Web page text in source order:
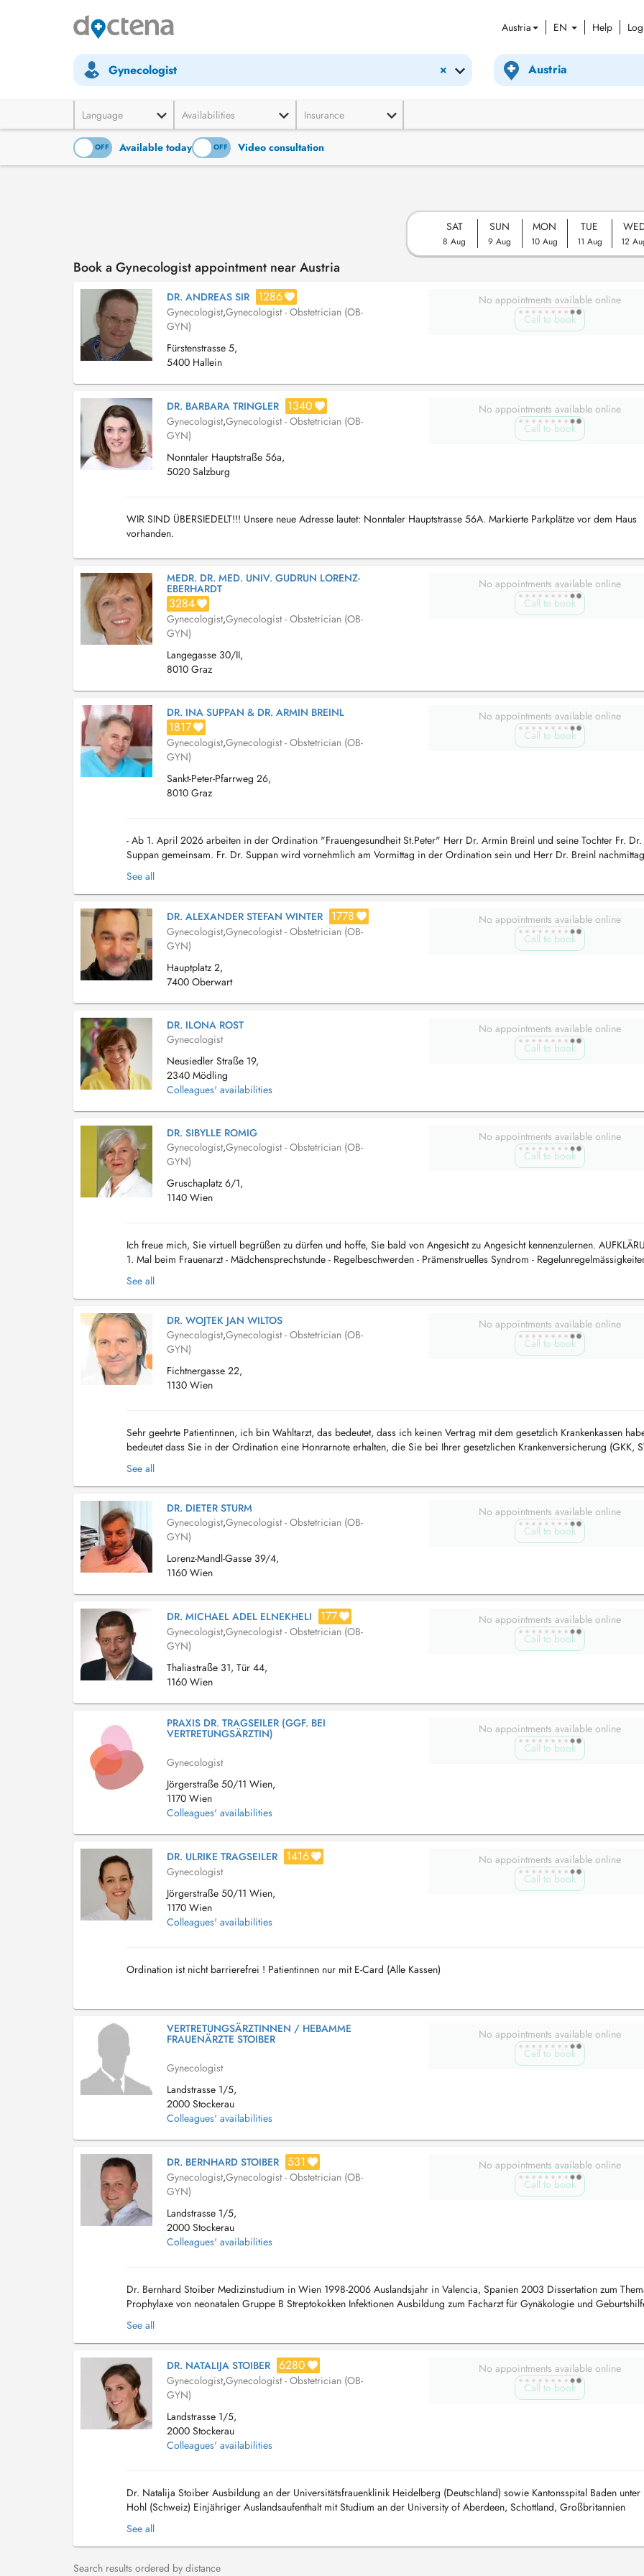
Austria EN Help
×
Gynecologist
Language Availabilities Insurance
OFF Available today
ON OFF Video consultation
SAT
8 Aug
SUN
9 Aug
MON
10 Aug
TUE
11 Aug 12
Book a Gynecologist appointment near Austria
DR. ANDREAS SIR 1286
Gynecologist,Gynecologist - Obstetrician (OB-
GYN)
Fürstenstrasse 5,
5400 Hallein
No appointments available online
Call to book
DR. BARBARA TRINGLER 1340
Gynecologist,Gynecologist - Obstetrician (OB-
GYN)
Nonntaler Hauptstraße 56a,
5020 Salzburg
No appointments available online
Call to book
WIR SIND ÜBERSIEDELT!!! Unsere neue Adresse lautet: Nonntaler Hauptstrasse 56A. Markierte Parkplätze vor dem Haus
vorhanden.
MEDR. DR. MED. UNIV. GUDRUN LORENZ-
EBERHARDT
3284
Gynecologist,Gynecologist - Obstetrician (OB-
GYN)
Langegasse 30/II,
8010 Graz
No appointments available online
Call to book
DR. INA SUPPAN & DR. ARMIN BREINL
1817
Gynecologist,Gynecologist - Obstetrician (OB-
GYN)
Sankt-Peter-Pfarrweg 26,
8010 Graz
No appointments available online
Call to book
- Ab 1. April 2026 arbeiten in der Ordination "Frauengesundheit St.Peter" Herr Dr. Armin Breinl und seine Tochter Fr. Dr.
Suppan gemeinsam. Fr. Dr. Suppan wird vornehmlich am Vormittag in der Ordination sein und Herr Dr. Breinl
beide auf Wahlarztbasis. - Vorerst ist Dr. Breinl ...
See all
DR. ALEXANDER STEFAN WINTER 1778
Gynecologist,Gynecologist - Obstetrician (OB-
GYN)
Hauptplatz 2,
7400 Oberwart
No appointments available online
Call to book
DR. ILONA ROST
Gynecologist
Neusiedler Straße 19,
2340 Mödling
Colleagues' availabilities
No appointments available online
Call to book
DR. SIBYLLE ROMIG
Gynecologist,Gynecologist - Obstetrician (OB-
GYN)
Gruschaplatz 6/1,
1140 Wien
No appointments available online
Call to book
Ich freue mich, Sie virtuell begrüßen zu dürfen und hoffe, Sie bald von Angesicht zu Angesicht kennenzulernen.
1. Mal beim Frauenarzt - Mädchensprechstunde - Regelbeschwerden - Prämenstruelles Syndrom -
Love - Verhütungsberatung - SCHWANGERSCH...
See all
DR. WOJTEK JAN WILTOS
Gynecologist,Gynecologist - Obstetrician (OB-
GYN)
Fichtnergasse 22,
1130 Wien
No appointments available online
Call to book
Sehr geehrte Patientinnen, ich bin Wahltarzt, das bedeutet, dass ich keinen Vertrag mit dem gesetzlich Krankenkassen
bedeutet dass Sie in der Ordination eine Honrarnote erhalten, die Sie bei Ihrer gesetzlichen Krankenversicherung (GKK,
BVA) zur Refundierung einreichen können und d...
See all
DR. DIETER STURM
Gynecologist,Gynecologist - Obstetrician (OB-
GYN)
Lorenz-Mandl-Gasse 39/4,
1160 Wien
No appointments available online
Call to book
DR. MICHAEL ADEL ELNEKHELI 177
Gynecologist,Gynecologist - Obstetrician (OB-
GYN)
Thaliastraße 31, Tür 44,
1160 Wien
No appointments available online
Call to book
PRAXIS DR. TRAGSEILER (GGF. BEI
VERTRETUNGSÄRZTIN)
Gynecologist
Jörgerstraße 50/11 Wien,
1170 Wien
Colleagues' availabilities
No appointments available online
Call to book
DR. ULRIKE TRAGSEILER 1416
Gynecologist
Jörgerstraße 50/11 Wien,
1170 Wien
Colleagues' availabilities
No appointments available online
Call to book
Ordination ist nicht barrierefrei ! Patientinnen nur mit E-Card (Alle Kassen)
VERTRETUNGSÄRZTINNEN / HEBAMME
FRAUENÄRZTE STOIBER
Gynecologist
Landstrasse 1/5,
2000 Stockerau
Colleagues' availabilities
No appointments available online
Call to book
DR. BERNHARD STOIBER 531
Gynecologist,Gynecologist - Obstetrician (OB-
GYN)
Landstrasse 1/5,
2000 Stockerau
Colleagues' availabilities
No appointments available online
Call to book
Dr. Bernhard Stoiber Medizinstudium in Wien 1998-2006 Auslandsjahr in Valencia, Spanien 2003 Dissertation zum
Prophylaxe von neonatalen Gruppe B Streptokokken Infektionen Ausbildung zum Facharzt für Gynäkologie und
2006-2014 Universitätsfrauenklinik Heidelberg 2006-2009 ...
See all
DR. NATALIJA STOIBER 6280
Gynecologist,Gynecologist - Obstetrician (OB-
GYN)
Landstrasse 1/5,
2000 Stockerau
Colleagues' availabilities
No appointments available online
Call to book
Dr. Natalija Stoiber Ausbildung an der Universitätsfrauenklinik Heidelberg (Deutschland) sowie Kantonsspital Baden unter
Hohl (Schweiz) Einjähriger Auslandsaufenthalt mit Studium an der University of Aberdeen, Schottland, Großbritannien
Fachärztliche Tätigkeit Oberärztin am Spital Limmat...
See all
Search results ordered by distance